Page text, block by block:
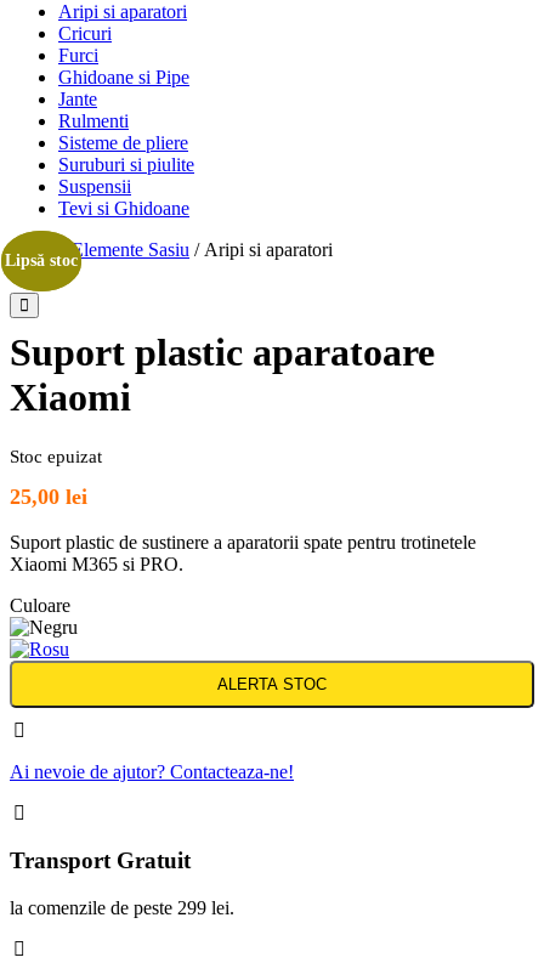
Aripi si aparatori
Cricuri
Furci
Ghidoane si Pipe
Jante
Rulmenti
Sisteme de pliere
Suruburi si piulite
Suspensii
Tevi si Ghidoane
Acasa
Elemente Sasiu / Aripi si aparatori
Lipsă stoc
Lipsă stoc
Suport plastic aparatoare
Xiaomi
Stoc epuizat
25,00 lei
Suport plastic de sustinere a aparatorii spate pentru trotinetele
Xiaomi M365 si PRO.
Culoare
ALERTA STOC
Ai nevoie de ajutor? Contacteaza-ne!
Transport Gratuit
la comenzile de peste 299 lei.